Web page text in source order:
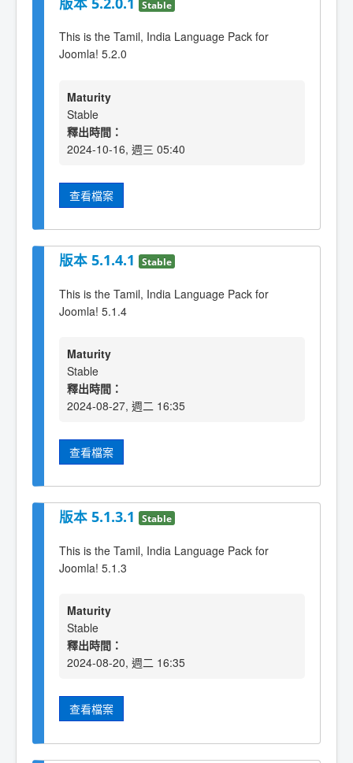
Stable
This is the Tamil, India Language Pack for
Joomla! 5.2.0
Maturity
Stable
釋出時間：
2024-10-16, 週三 05:40
查看檔案
版本 5.1.4.1 Stable
This is the Tamil, India Language Pack for
Joomla! 5.1.4
Maturity
Stable
釋出時間：
2024-08-27, 週二 16:35
查看檔案
版本 5.1.3.1 Stable
This is the Tamil, India Language Pack for
Joomla! 5.1.3
Maturity
Stable
釋出時間：
2024-08-20, 週二 16:35
查看檔案